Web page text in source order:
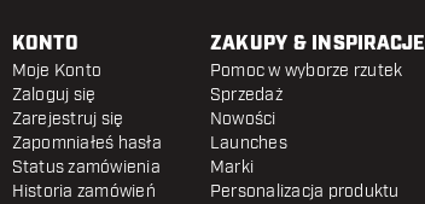
KONTO
Moje Konto
Zaloguj się
Zarejestruj się
Zapomniałeś hasła
Status zamówienia
Historia zamówień
ZAKUPY & INSPIRACJE
Pomoc w wyborze rzutek
Sprzedaż
Nowości
Launches
Marki
Personalizacja produktu